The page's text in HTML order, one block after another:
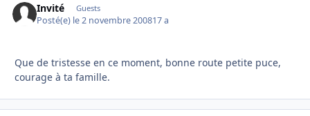
Invité Guests
Posté(e) le 2 novembre 200817 a
Que de tristesse en ce moment, bonne route petite puce,
courage à ta famille.